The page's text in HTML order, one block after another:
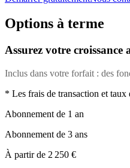
Options à terme
Assurez votre croissance
Inclus dans votre forfait : des
* Les frais de transaction et taux
Abonnement de 1 an
Abonnement de 3 ans
À partir de 2 250 €